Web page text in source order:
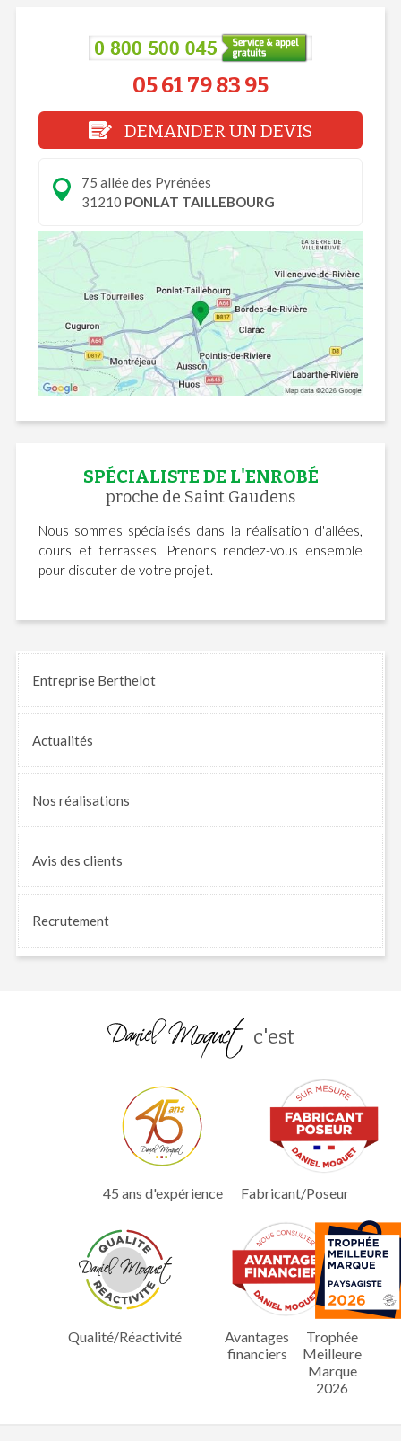
05 61 79 83 95
DEMANDER UN DEVIS
75 allée des Pyrénées
31210 PONLAT TAILLEBOURG
SPÉCIALISTE DE L'ENROBÉ
proche de Saint Gaudens
Nous sommes spécialisés dans la réalisation d'allées,
cours et terrasses. Prenons rendez-vous ensemble
pour discuter de votre projet.
Entreprise Berthelot
Actualités
Nos réalisations
Avis des clients
Recrutement
c'est
45 ans d'expérience Fabricant/Poseur
Qualité/Réactivité
Avantages
financiers
Trophée
Meilleure
Marque
2026